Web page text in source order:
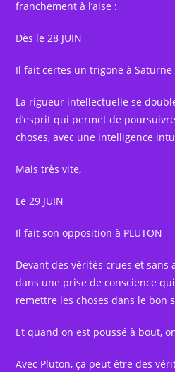
franchement à l’aise :
Dès le 28 JUIN
Il fait certes un trigone à
La rigueur intellectuelle se
d’esprit qui permet de
choses, avec une intelligence
Mais très vite,
Le 29 JUIN
Il fait son opposition à PLUTON
Devant des vérités crues et
dans une prise de conscience
remettre les choses dans le bon
Et quand on est poussé à bout,
Avec Pluton, ça peut être des